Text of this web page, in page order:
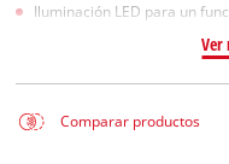
Iluminación LED para un
Ver
Comparar productos